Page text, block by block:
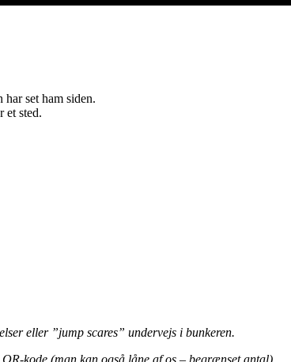
set ham siden.
et sted.
eller ”jump scares” undervejs i bunkeren.
kode (man kan også låne af os – begrænset antal)